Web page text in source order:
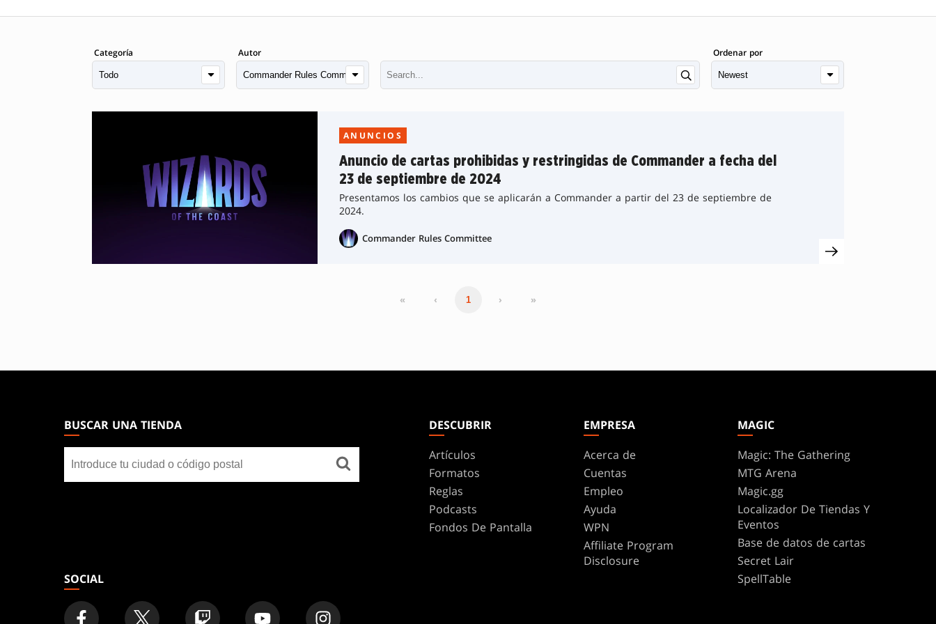
Categoría Autor Ordenar por
ANUNCIOS
Anuncio de cartas prohibidas y restringidas de Commander a fecha del
23 de septiembre de 2024
Presentamos los cambios que se aplicarán a Commander a partir del 23 de septiembre de
2024.
Commander Rules Committee
« ‹ 1 › »
GATHERINGBUSCAR UNA TIENDA
una
tienda
SOCIAL
DESCUBRIR
Artículos
Formatos
Reglas
Podcasts
Fondos De Pantalla
EMPRESA
Acerca de
Cuentas
Empleo
Ayuda
WPN
Affiliate Program
Disclosure
MAGIC
Magic: The Gathering
MTG Arena
Magic.gg
Localizador De Tiendas Y
Eventos
Base de datos de cartas
Secret Lair
SpellTable